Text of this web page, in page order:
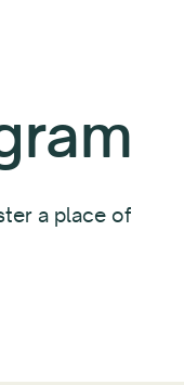
a place of